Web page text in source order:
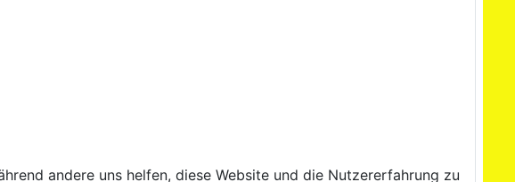
andere uns helfen, diese Website und die Nutzererfahrung zu